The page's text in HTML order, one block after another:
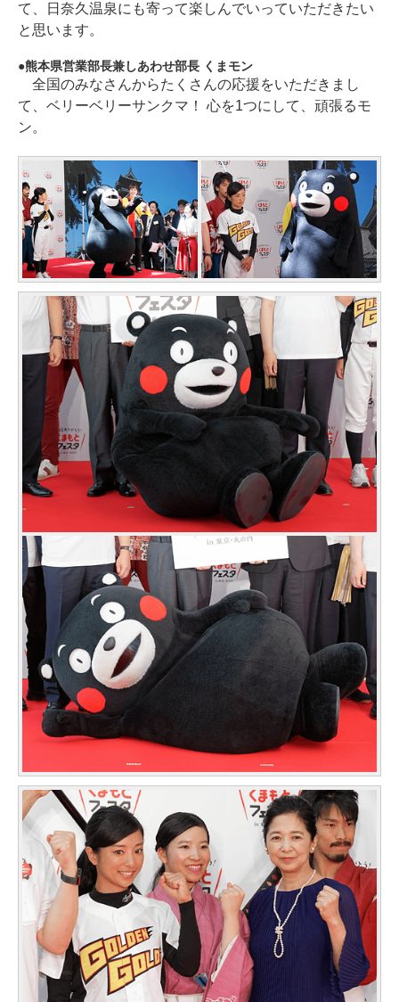
て、日奈久温泉にも寄って楽しんでいっていただきたい
と思います。
熊本県営業部長兼しあわせ部長 くまモン
全国のみなさんからたくさんの応援をいただきまし
て、ベリーベリーサンクマ！ 心を1つにして、頑張るモ
ン。